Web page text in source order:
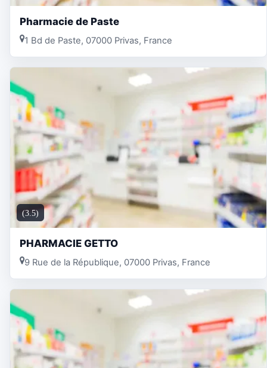
Pharmacie de Paste
1 Bd de Paste, 07000 Privas, France
(3.5)
PHARMACIE GETTO
9 Rue de la République, 07000 Privas, France